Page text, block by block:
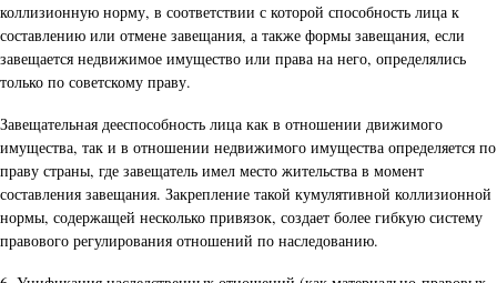
коллизионную норму, в соответствии с которой способность лица к
составлению или отмене завещания, а также формы завещания, если
завещается недвижимое имущество или права на него, определялись
только по советскому праву.
Завещательная дееспособность лица как в отношении движимого
имущества, так и в отношении недвижимого имущества определяется по
праву страны, где завещатель имел место жительства в момент
составления завещания. Закрепление такой кумулятивной коллизионной
нормы, содержащей несколько привязок, создает более гибкую систему
правового регулирования отношений по наследованию.